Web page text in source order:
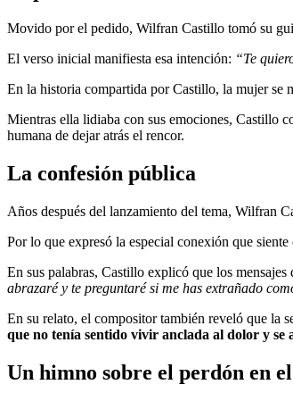
Movido por el pedido, Wilfran Castillo tomó su
El verso inicial manifiesta esa intención: “Te
En la historia compartida por Castillo, la mujer se
Mientras ella lidiaba con sus emociones, Castillo
humana de dejar atrás el rencor.
La confesión pública
Años después del lanzamiento del tema, Wilfran
Por lo que expresó la especial conexión que
En sus palabras, Castillo explicó que los
abrazaré y te preguntaré si me has extrañado
En su relato, el compositor también reveló que la
que no tenía sentido vivir anclada al dolor y
Un himno sobre el perdón en